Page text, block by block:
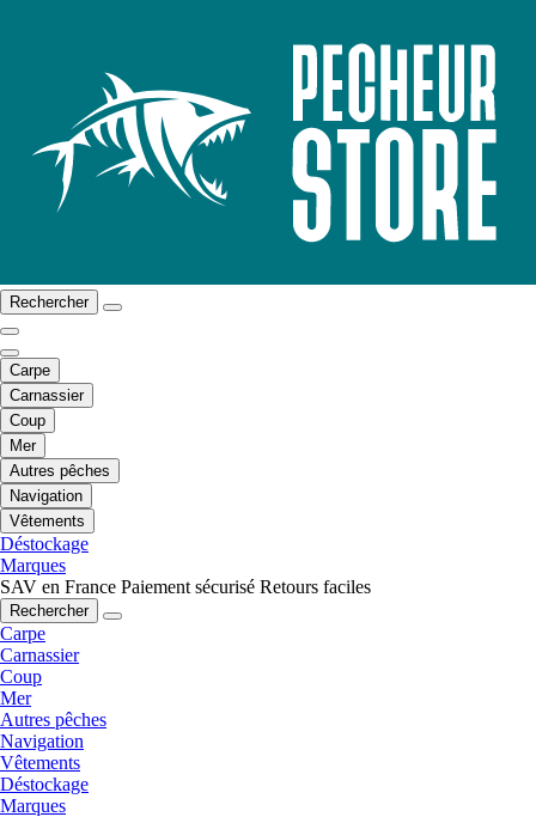
Rechercher
Carpe
Carnassier
Coup
Mer
Autres pêches
Navigation
Vêtements
Déstockage
Marques
SAV en France Paiement sécurisé Retours faciles
Rechercher
Carpe
Carnassier
Coup
Mer
Autres pêches
Navigation
Vêtements
Déstockage
Marques